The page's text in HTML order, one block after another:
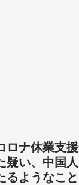
ロナ休業支
疑い、中国
るようなこ